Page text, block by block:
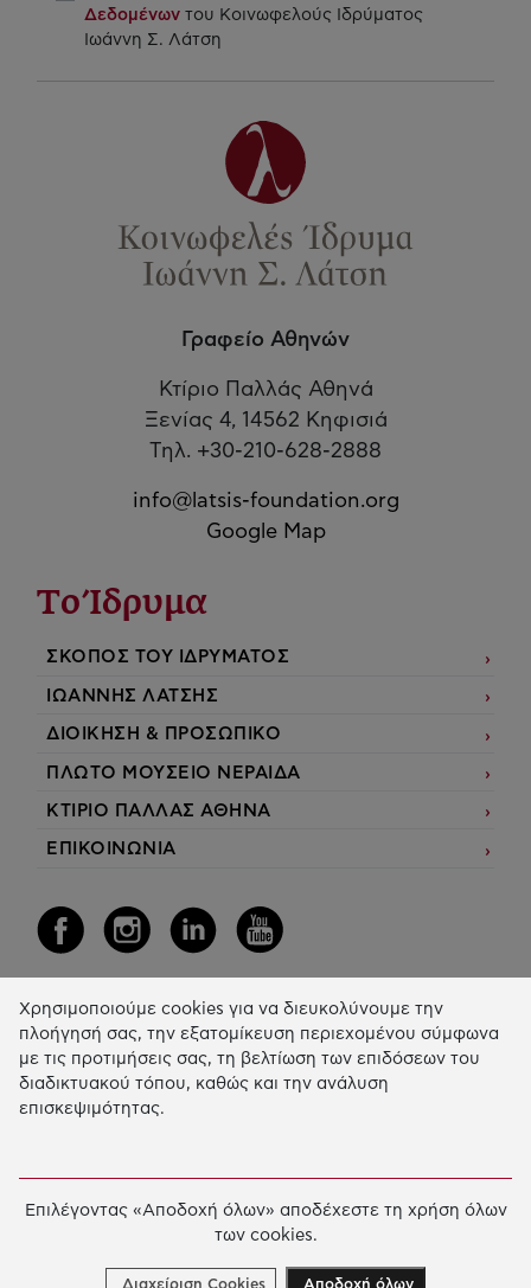
Δεδομένων του Κοινωφελούς Ιδρύματος
Ιωάννη Σ. Λάτση
Γραφείο Αθηνών
Κτίριο Παλλάς Αθηνά
Ξενίας 4, 14562 Κηφισιά
Τηλ. +30-210-628-2888
info@latsis-foundation.org
Google Map
Το Ίδρυμα
ΣΚΟΠΟΣ ΤΟΥ ΙΔΡΥΜΑΤΟΣ
ΙΩΑΝΝΗΣ ΛΑΤΣΗΣ
ΔΙΟΙΚΗΣΗ & ΠΡΟΣΩΠΙΚΟ
ΠΛΩΤΟ ΜΟΥΣΕΙΟ ΝΕΡΑΙΔΑ
ΚΤΙΡΙΟ ΠΑΛΛΑΣ ΑΘΗΝΑ
ΕΠΙΚΟΙΝΩΝΙΑ
Η Δράση μας
ΕΚΠΑIΔΕΥΣΗ & ΑΝΑΠΤΥΞΗ ΔΕΞΙΟΤΗΤΩΝ
ΚΑΙΝΟΤΟΜΙΑ & ΒΙΩΣΙΜΗ ΑΝΑΠΤΥΞΗ
ΧΡΗΜΑΤΟΔΟΤΗΣΕΙΣ
Χρησιμοποιούμε cookies για να διευκολύνουμε την
πλοήγησή σας, την εξατομίκευση περιεχομένου σύμφωνα
με τις προτιμήσεις σας, τη βελτίωση των επιδόσεων του
διαδικτυακού τόπου, καθώς και την ανάλυση
επισκεψιμότητας.
Επιλέγοντας «Αποδοχή όλων» αποδέχεστε τη χρήση όλων
των cookies.
Διαχείριση Cookies Αποδοχή όλων